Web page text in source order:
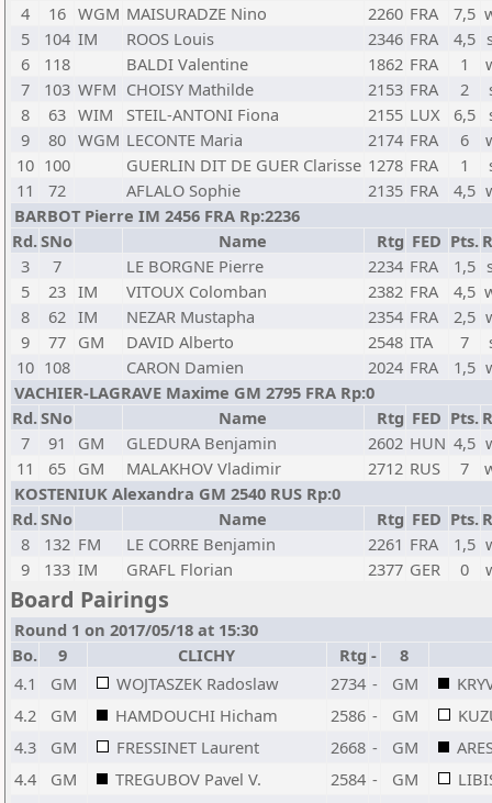
4
16 WGM MAISURADZE Nino 2260 FRA 7,5
5
104 IM ROOS Louis 2346 FRA 4,5
6
118 BALDI Valentine 1862 FRA 1
7
103 WFM CHOISY Mathilde 2153 FRA 2
8
63 WIM STEIL-ANTONI Fiona 2155 LUX 6,5
9
80 WGM LECONTE Maria 2174 FRA 6
10 100 GUERLIN DIT DE GUER Clarisse 1278 FRA 1
11
72 AFLALO Sophie 2135 FRA 4,5
BARBOT Pierre IM 2456 FRA Rp:2236
Rd.SNo Name Rtg FED Pts.
3
7 LE BORGNE Pierre 2234 FRA 1,5
5
23 IM VITOUX Colomban 2382 FRA 4,5
8
62 IM NEZAR Mustapha 2354 FRA 2,5
9
77 GM DAVID Alberto 2548 ITA 7
10 108 CARON Damien 2024 FRA 1,5
VACHIER-LAGRAVE Maxime GM 2795 FRA Rp:0
Rd.SNo Name Rtg FED Pts.
7
91 GM GLEDURA Benjamin 2602 HUN 4,5
11
65 GM MALAKHOV Vladimir 2712 RUS 7
KOSTENIUK Alexandra GM 2540 RUS Rp:0
Rd.SNo Name Rtg FED Pts.
8
132 FM LE CORRE Benjamin 2261 FRA 1,5
9
133 IM GRAFL Florian 2377 GER 0
Board Pairings
Round 1 on 2017/05/18 at 15:30
Bo.
9 CLICHY Rtg -
8
4.1
GM WOJTASZEK Radoslaw 2734 - GM
4.2
GM HAMDOUCHI Hicham 2586 - GM
4.3
GM FRESSINET Laurent 2668 - GM
4.4
GM TREGUBOV Pavel V. 2584 - GM